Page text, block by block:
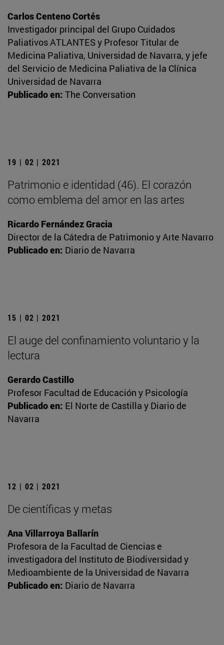
Carlos Centeno Cortés
Investigador principal del Grupo Cuidados
Paliativos ATLANTES y Profesor Titular de
Medicina Paliativa, Universidad de Navarra, y jefe
del Servicio de Medicina Paliativa de la Clínica
Universidad de Navarra
Publicado en: The Conversation
19 | 02 | 2021
Patrimonio e identidad (46). El corazón
como emblema del amor en las artes
Ricardo Fernández Gracia
Director de la Cátedra de Patrimonio y Arte Navarro
Publicado en: Diario de Navarra
15 | 02 | 2021
El auge del confinamiento voluntario y la
lectura
Gerardo Castillo
Profesor Facultad de Educación y Psicología
Publicado en: El Norte de Castilla y Diario de
Navarra
12 | 02 | 2021
De científicas y metas
Ana Villarroya Ballarín
Profesora de la Facultad de Ciencias e
investigadora del Instituto de Biodiversidad y
Medioambiente de la Universidad de Navarra
Publicado en: Diario de Navarra